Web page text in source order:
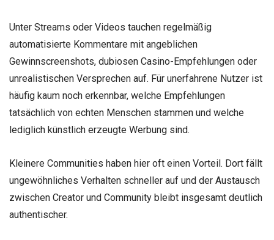
Unter Streams oder Videos tauchen regelmäßig
automatisierte Kommentare mit angeblichen
Gewinnscreenshots, dubiosen Casino-Empfehlungen oder
unrealistischen Versprechen auf. Für unerfahrene Nutzer ist
häufig kaum noch erkennbar, welche Empfehlungen
tatsächlich von echten Menschen stammen und welche
lediglich künstlich erzeugte Werbung sind.
Kleinere Communities haben hier oft einen Vorteil. Dort fällt
ungewöhnliches Verhalten schneller auf und der Austausch
zwischen Creator und Community bleibt insgesamt deutlich
authentischer.